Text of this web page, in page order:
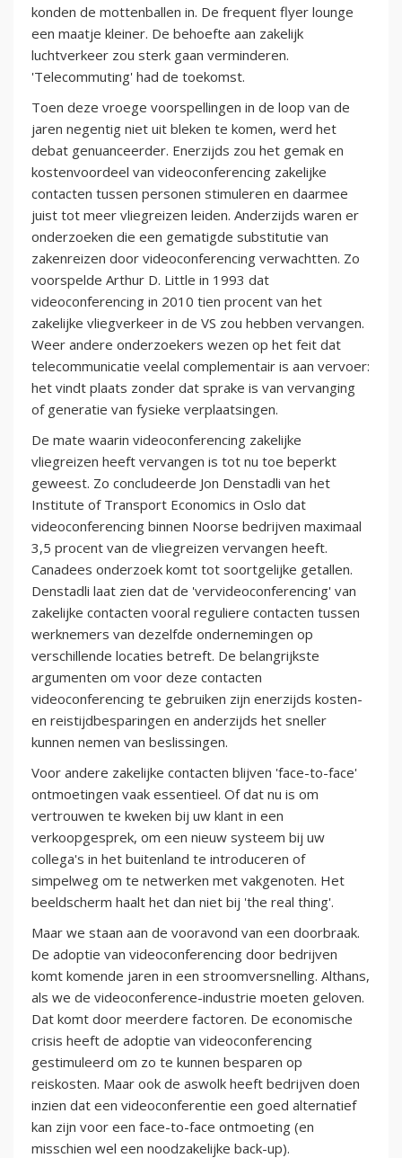
konden de mottenballen in. De frequent flyer lounge
een maatje kleiner. De behoefte aan zakelijk
luchtverkeer zou sterk gaan verminderen.
'Telecommuting' had de toekomst.
Toen deze vroege voorspellingen in de loop van de
jaren negentig niet uit bleken te komen, werd het
debat genuanceerder. Enerzijds zou het gemak en
kostenvoordeel van videoconferencing zakelijke
contacten tussen personen stimuleren en daarmee
juist tot meer vliegreizen leiden. Anderzijds waren er
onderzoeken die een gematigde substitutie van
zakenreizen door videoconferencing verwachtten. Zo
voorspelde Arthur D. Little in 1993 dat
videoconferencing in 2010 tien procent van het
zakelijke vliegverkeer in de VS zou hebben vervangen.
Weer andere onderzoekers wezen op het feit dat
telecommunicatie veelal complementair is aan vervoer:
het vindt plaats zonder dat sprake is van vervanging
of generatie van fysieke verplaatsingen.
De mate waarin videoconferencing zakelijke
vliegreizen heeft vervangen is tot nu toe beperkt
geweest. Zo concludeerde Jon Denstadli van het
Institute of Transport Economics in Oslo dat
videoconferencing binnen Noorse bedrijven maximaal
3,5 procent van de vliegreizen vervangen heeft.
Canadees onderzoek komt tot soortgelijke getallen.
Denstadli laat zien dat de 'vervideoconferencing' van
zakelijke contacten vooral reguliere contacten tussen
werknemers van dezelfde ondernemingen op
verschillende locaties betreft. De belangrijkste
argumenten om voor deze contacten
videoconferencing te gebruiken zijn enerzijds kosten-
en reistijdbesparingen en anderzijds het sneller
kunnen nemen van beslissingen.
Voor andere zakelijke contacten blijven 'face-to-face'
ontmoetingen vaak essentieel. Of dat nu is om
vertrouwen te kweken bij uw klant in een
verkoopgesprek, om een nieuw systeem bij uw
collega's in het buitenland te introduceren of
simpelweg om te netwerken met vakgenoten. Het
beeldscherm haalt het dan niet bij 'the real thing'.
Maar we staan aan de vooravond van een doorbraak.
De adoptie van videoconferencing door bedrijven
komt komende jaren in een stroomversnelling. Althans,
als we de videoconference-industrie moeten geloven.
Dat komt door meerdere factoren. De economische
crisis heeft de adoptie van videoconferencing
gestimuleerd om zo te kunnen besparen op
reiskosten. Maar ook de aswolk heeft bedrijven doen
inzien dat een videoconferentie een goed alternatief
kan zijn voor een face-to-face ontmoeting (en
misschien wel een noodzakelijke back-up).